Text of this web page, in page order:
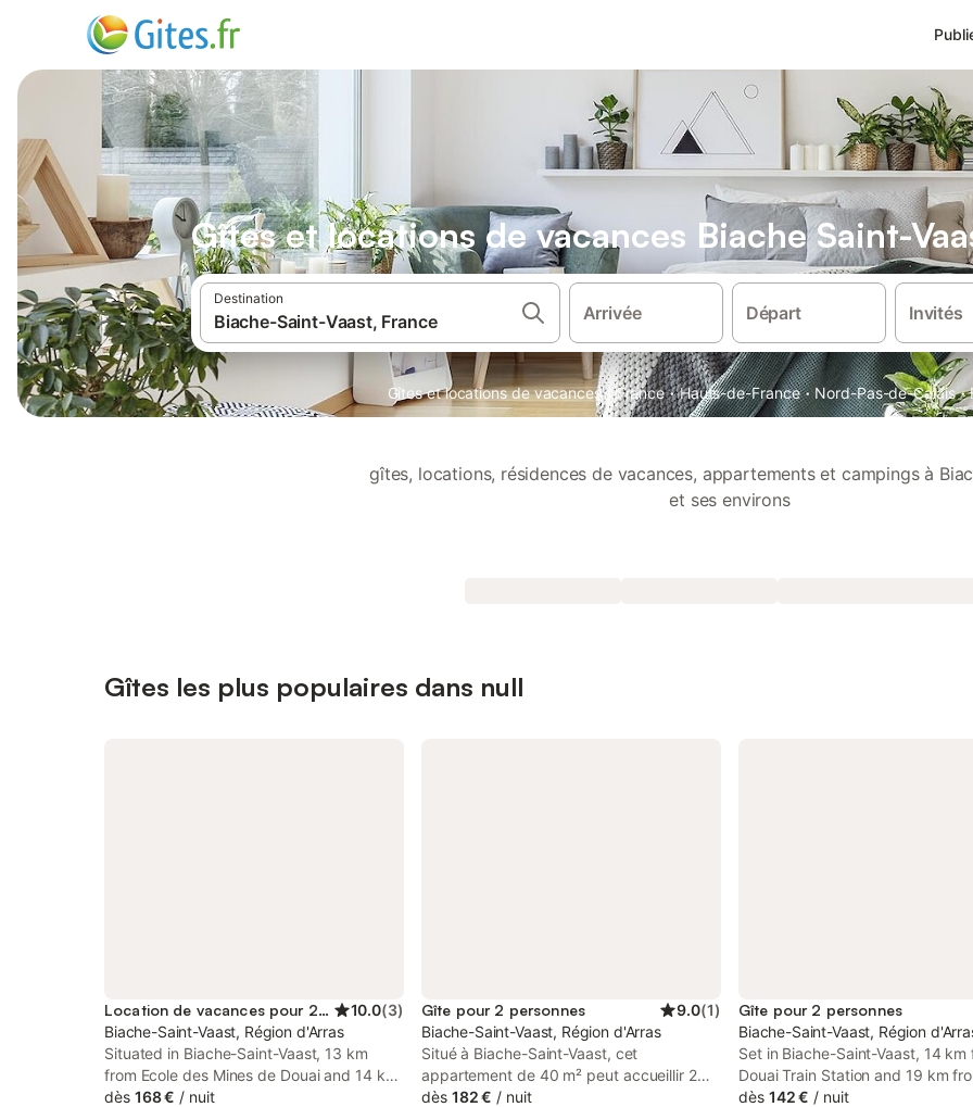
Gîtes et locations de vacances Biache Saint-
Destination
Arrivée Départ Invités
Gîtes et locations de vacances · France · Hauts-de-France · Nord-Pas-de-Calais ·
gîtes, locations, résidences de vacances, appartements et campings à
et ses environs
Gîtes les plus populaires dans null
Location de vacances pour 2 personnes 10.0(3)
Biache-Saint-Vaast, Région d'Arras
Situated in Biache-Saint-Vaast, 13 km
from Ecole des Mines de Douai and 14 km
from Douai Train Station, Opalys spa
dès 168 € / nuit
Gîte pour 2 personnes 9.0(1)
Biache-Saint-Vaast, Région d'Arras
Situé à Biache-Saint-Vaast, cet
appartement de 40 m² peut accueillir 2
personnes et constitue un pied-à-terre
dès 182 € / nuit
Gîte pour 2 personnes
Biache-Saint-Vaast, Région
Set in Biache-Saint-Vaast, 14 km
Douai Train Station and 19 km
Bollaert-Delelis Stadium, Aloha
dès 142 € / nuit